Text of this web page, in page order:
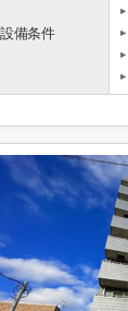
設備条件